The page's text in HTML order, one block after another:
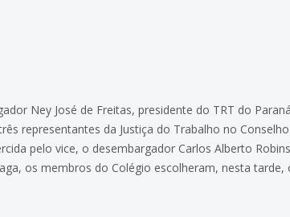
Ney José de Freitas, presidente do TRT do
representantes da Justiça do Trabalho no
pelo vice, o desembargador Carlos Alberto
os membros do Colégio escolheram, nesta